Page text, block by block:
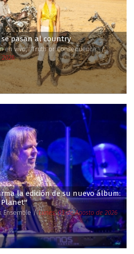
se pasan al country
en vivo, ''Truth or Consequence'' /
la edición de su nuevo álbum:
Planet''
Ensemble /Lunes, 03 de Agosto de 2026